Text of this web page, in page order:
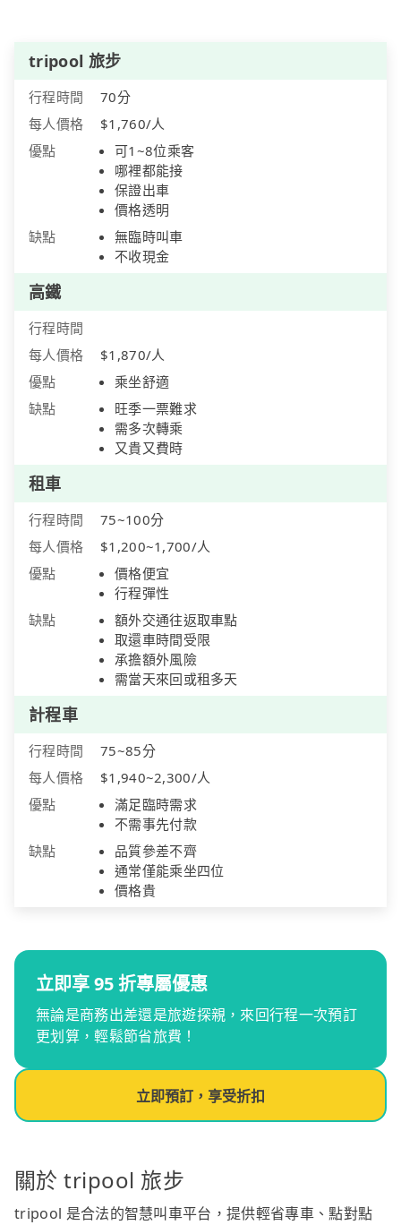
tripool 旅步
行程時間
70分
每人價格
$1,760/人
優點
可1~8位乘客
哪裡都能接
保證出車
價格透明
缺點
無臨時叫車
不收現金
高鐵
行程時間
每人價格
$1,870/人
優點
乘坐舒適
缺點
旺季一票難求
需多次轉乘
又貴又費時
租車
行程時間
75~100分
每人價格
$1,200~1,700/人
優點
價格便宜
行程彈性
缺點
額外交通往返取車點
取還車時間受限
承擔額外風險
需當天來回或租多天
計程車
行程時間
75~85分
每人價格
$1,940~2,300/人
優點
滿足臨時需求
不需事先付款
缺點
品質參差不齊
通常僅能乘坐四位
價格貴
立即享 95 折專屬優惠
無論是商務出差還是旅遊探親，來回行程一次預訂
更划算，輕鬆節省旅費！
立即預訂，享受折扣
關於 tripool 旅步
tripool 是合法的智慧叫車平台，提供輕省專車、點對點